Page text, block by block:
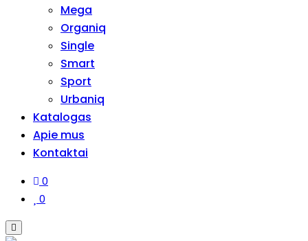
Mega
Organiq
Single
Smart
Sport
Urbaniq
Katalogas
Apie mus
Kontaktai
0
0